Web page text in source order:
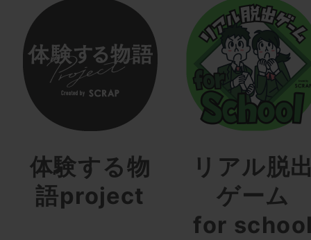
体験する物
語project
リアル脱
ゲーム
for